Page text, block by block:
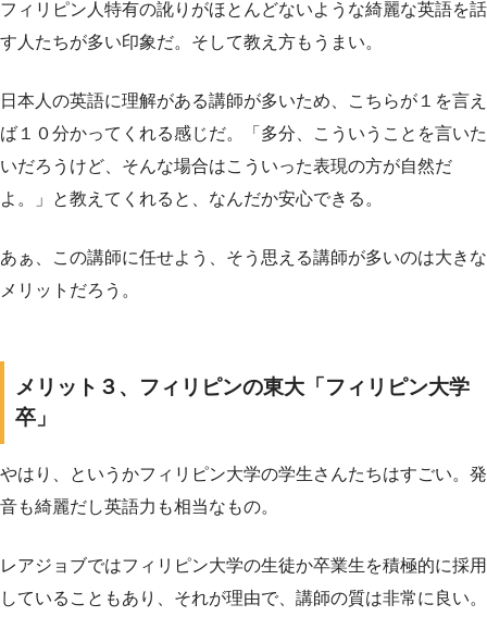
フィリピン人特有の訛りがほとんどないような綺麗な英語を話
す人たちが多い印象だ。そして教え方もうまい。
日本人の英語に理解がある講師が多いため、こちらが１を言え
ば１０分かってくれる感じだ。「多分、こういうことを言いた
いだろうけど、そんな場合はこういった表現の方が自然だ
よ。」と教えてくれると、なんだか安心できる。
あぁ、この講師に任せよう、そう思える講師が多いのは大きな
メリットだろう。
メリット３、フィリピンの東大「フィリピン大学
卒」
やはり、というかフィリピン大学の学生さんたちはすごい。発
音も綺麗だし英語力も相当なもの。
レアジョブではフィリピン大学の生徒か卒業生を積極的に採用
していることもあり、それが理由で、講師の質は非常に良い。